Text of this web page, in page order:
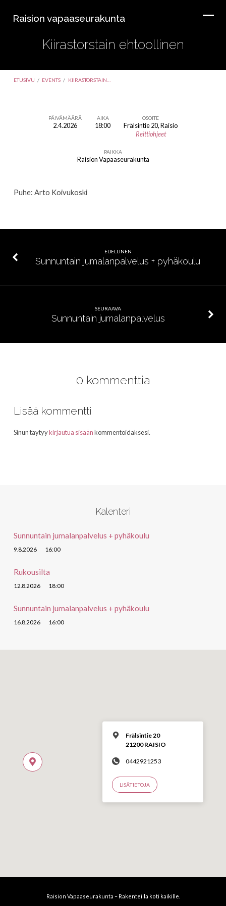
Raision vapaaseurakunta
Kiirastorstain ehtoollinen
ETUSIVU / EVENTS / KIIRASTORSTAIN…
PÄIVÄMÄÄRÄ
2.4.2026
AIKA
18:00
OSOITE
Frälsintie 20, Raisio
Reittiohjeet
PAIKKA
Raision Vapaaseurakunta
Puhe: Arto Koivukoski
EDELLINEN
Sunnuntain jumalanpalvelus + pyhäkoulu
SEURAAVA
Sunnuntain jumalanpalvelus
0 kommenttia
Lisää kommentti
Sinun täytyykirjautua sisäänkommentoidaksesi.
Kalenteri
Sunnuntain jumalanpalvelus + pyhäkoulu
9.8.2026 16:00
Rukousilta
12.8.2026 18:00
Sunnuntain jumalanpalvelus + pyhäkoulu
16.8.2026 16:00
Frälsintie 20
21200 RAISIO
0442921253
LISÄTIETOJA
Raision Vapaaseurakunta – Rakenteilla koti kaikille.